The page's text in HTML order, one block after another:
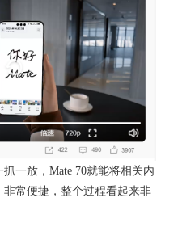
放，Mate 70就能将相关内
常便捷，整个过程看起来非